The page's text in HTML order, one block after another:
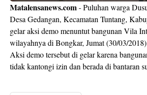
Matalensanews.com- Puluhan warga
Desa Gedangan, Kecamatan Tuntang,
gelar aksi demo menuntut bangunan Vila
wilayahnya di Bongkar, Jumat (30/03/
Aksi demo tersebut di gelar karena
tidak kantongi izin dan berada di bantaran